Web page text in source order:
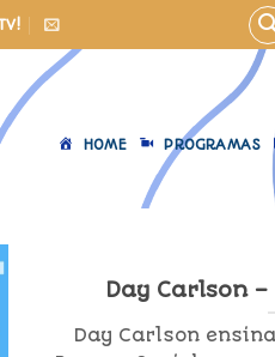
HOME PROGRAMAS
Day Carlson
Day Carlson